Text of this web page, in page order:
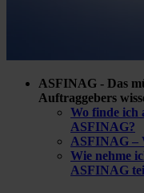
ASFINAG - Das
Auftraggebers
Wo finde ich
ASFINAG?
ASFINAG –
Wie nehme
ASFINAG